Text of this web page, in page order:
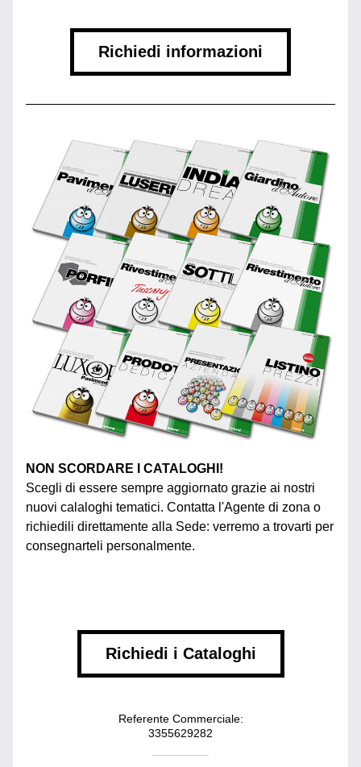
Richiedi informazioni
NON SCORDARE I CATALOGHI!
Scegli di essere sempre aggiornato grazie ai nostri
nuovi calaloghi tematici. Contatta l'Agente di zona o
richiedili direttamente alla Sede: verremo a trovarti per
consegnarteli personalmente.
Richiedi i Cataloghi
Referente Commerciale:
3355629282